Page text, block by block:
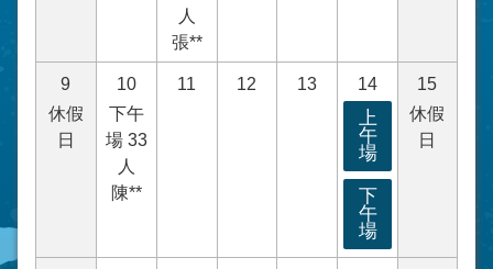
人
張**
9
休假
日
10
下午
場 33
人
陳**
11 12 13 14
上
午
場
下
午
場
15
休假
日